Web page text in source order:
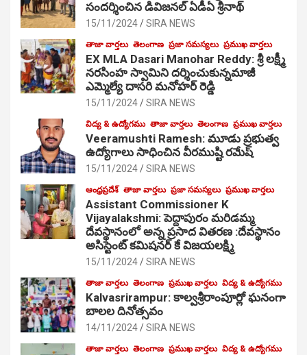
సంద‌ర్శించిన డివిజనల్ ఏడీఏ శ్రీనాథ్
15/11/2024 SIRA NEWS
తాజా వార్తలు తెలంగాణ ప్రజా సమస్యలు ప్రముఖ వార్తలు
EX MLA Dasari Manohar Reddy: శ్రీ లక్ష్మీ
నరసింహ స్వామిని దర్శించుకున్నమాజీ
ఎమ్మెల్యే దాసరి మనోహర్ రెడ్డి
15/11/2024 SIRA NEWS
విద్య & ఉద్యోగము తాజా వార్తలు తెలంగాణ ప్రముఖ వార్తలు
Veeramushti Ramesh: మూడు ప్రభుత్వ
ఉద్యోగాలు సాధించిన వీరముష్టి రమేష్
15/11/2024 SIRA NEWS
ఆంధ్రప్రదేశ్ తాజా వార్తలు ప్రజా సమస్యలు ప్రముఖ వార్తలు
Assistant Commissioner K
Vijayalakshmi: పెద్దాపురం మరిడమ్మ
దేవస్థానంలో అన్న ప్రసాద వితరణ :దేవస్థానం
అసిస్టెంట్ కమిషనర్ కే విజయలక్ష్మి
15/11/2024 SIRA NEWS
తాజా వార్తలు తెలంగాణ ప్రముఖ వార్తలు విద్య & ఉద్యోగము
Kalvasrirampur: కాల్వశ్రీరాంపూర్లో ఘనంగా
బాలల దినోత్సవం
14/11/2024 SIRA NEWS
తాజా వార్తలు తెలంగాణ ప్రముఖ వార్తలు విద్య & ఉద్యోగము